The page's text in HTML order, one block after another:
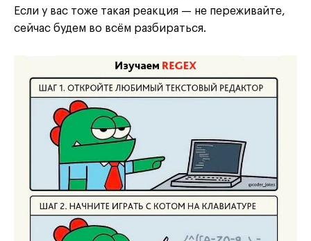
Если у вас тоже такая реакция — не переживайте,
сейчас будем во всём разбираться.